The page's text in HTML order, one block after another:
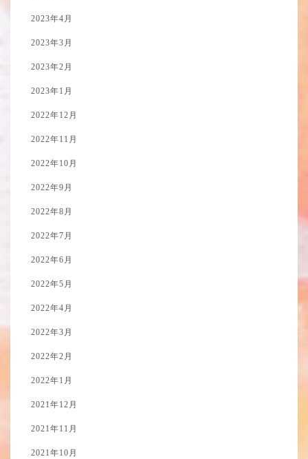
2023年4月
2023年3月
2023年2月
2023年1月
2022年12月
2022年11月
2022年10月
2022年9月
2022年8月
2022年7月
2022年6月
2022年5月
2022年4月
2022年3月
2022年2月
2022年1月
2021年12月
2021年11月
2021年10月